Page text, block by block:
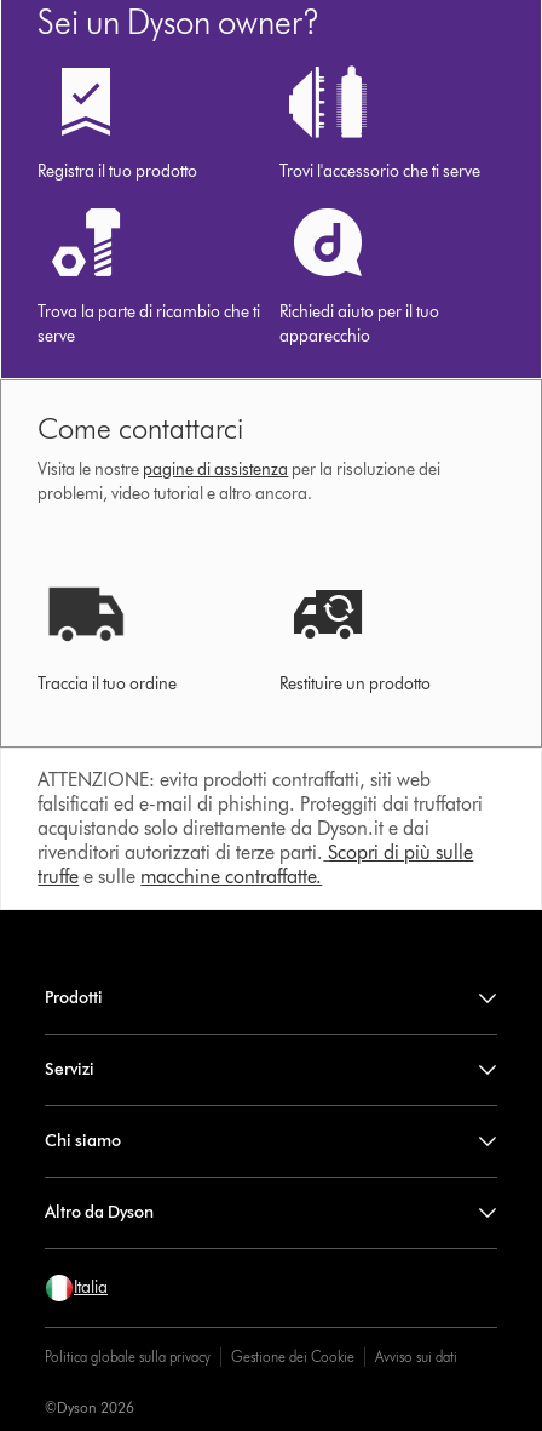
Sei un Dyson owner?
Registra il tuo prodotto Trovi l'accessorio che ti serve
Trova la parte di ricambio che ti
serve
Richiedi aiuto per il tuo
apparecchio
Come contattarci
Visita le nostre pagine di assistenza per la risoluzione dei
problemi, video tutorial e altro ancora.
Traccia il tuo ordine Restituire un prodotto
ATTENZIONE: evita prodotti contraffatti, siti web
falsificati ed e-mail di phishing. Proteggiti dai truffatori
acquistando solo direttamente da Dyson.it e dai
rivenditori autorizzati di terze parti. Scopri di più sulle
truffe e sulle macchine contraffatte.
Prodotti
Servizi
Chi siamo
Altro da Dyson
Italia
Politica globale sulla privacy Gestione dei Cookie Avviso sui dati
©Dyson 2026